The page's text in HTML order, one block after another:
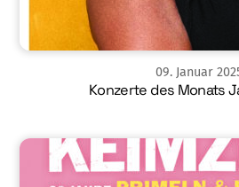
09. Januar
Konzerte des Monats